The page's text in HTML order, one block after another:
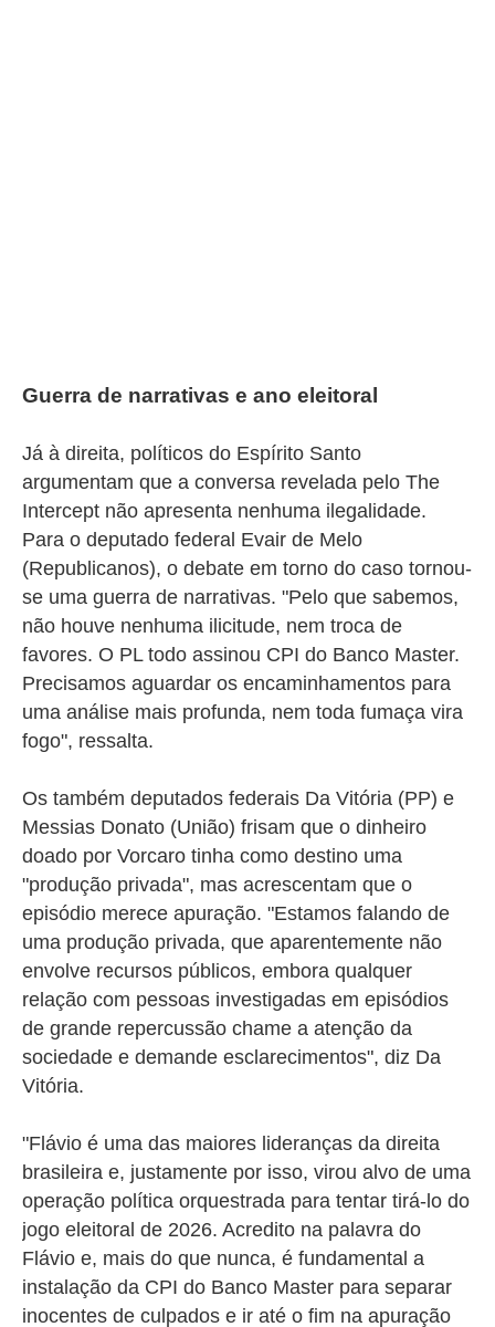
Guerra de narrativas e ano eleitoral
Já à direita, políticos do Espírito Santo
argumentam que a conversa revelada pelo The
Intercept não apresenta nenhuma ilegalidade.
Para o deputado federal Evair de Melo
(Republicanos), o debate em torno do caso tornou-
se uma guerra de narrativas. "Pelo que sabemos,
não houve nenhuma ilicitude, nem troca de
favores. O PL todo assinou CPI do Banco Master.
Precisamos aguardar os encaminhamentos para
uma análise mais profunda, nem toda fumaça vira
fogo", ressalta.
Os também deputados federais Da Vitória (PP) e
Messias Donato (União) frisam que o dinheiro
doado por Vorcaro tinha como destino uma
"produção privada", mas acrescentam que o
episódio merece apuração. "Estamos falando de
uma produção privada, que aparentemente não
envolve recursos públicos, embora qualquer
relação com pessoas investigadas em episódios
de grande repercussão chame a atenção da
sociedade e demande esclarecimentos", diz Da
Vitória.
"Flávio é uma das maiores lideranças da direita
brasileira e, justamente por isso, virou alvo de uma
operação política orquestrada para tentar tirá-lo do
jogo eleitoral de 2026. Acredito na palavra do
Flávio e, mais do que nunca, é fundamental a
instalação da CPI do Banco Master para separar
inocentes de culpados e ir até o fim na apuração